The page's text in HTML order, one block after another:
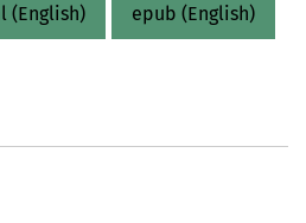
(English) epub (English)